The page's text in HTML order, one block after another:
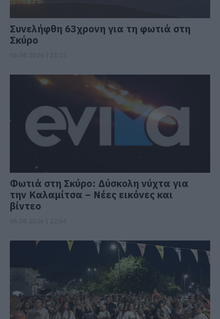
Συνελήφθη 63χρονη για τη φωτιά στη
Σκύρο
Φωτιά στη Σκύρο: Δύσκολη νύχτα για
την Καλαμίτσα – Νέες εικόνες και
βίντεο